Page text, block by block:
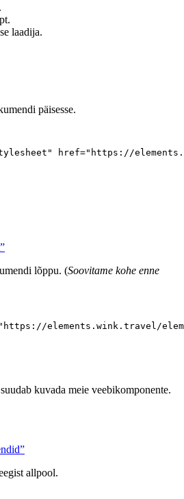
laadija.
päisesse.
" href=" https://
lõppu. (Soovitame kohe enne
" https://elements.wink.travel/
kuvada meie veebikomponente.
allpool.